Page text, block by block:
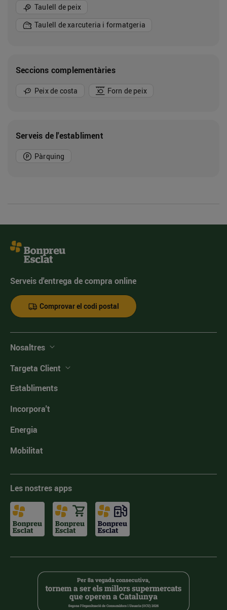
Taulell de peix
Taulell de xarcuteria i formatgeria
Seccions complementàries
Peix de costa Forn de peix
Serveis de l'establiment
Pàrquing
Serveis d'entrega de compra online
Comprovar el codi postal
Nosaltres
Targeta Client
Establiments
Incorpora't
Energia
Mobilitat
Les nostres apps